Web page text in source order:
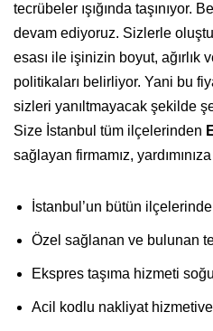
tecrübeler ışığında taşınıyor.
devam ediyoruz. Sizlerle
esası ile işinizin boyut, ağırlık
politikaları belirliyor. Yani bu
sizleri yanıltmayacak şekilde
Size İstanbul tüm ilçelerinden
sağlayan firmamız,
İstanbul’un bütün
Özel sağlanan ve bulunan
Ekspres taşıma hizmeti
Acil kodlu nakliyat